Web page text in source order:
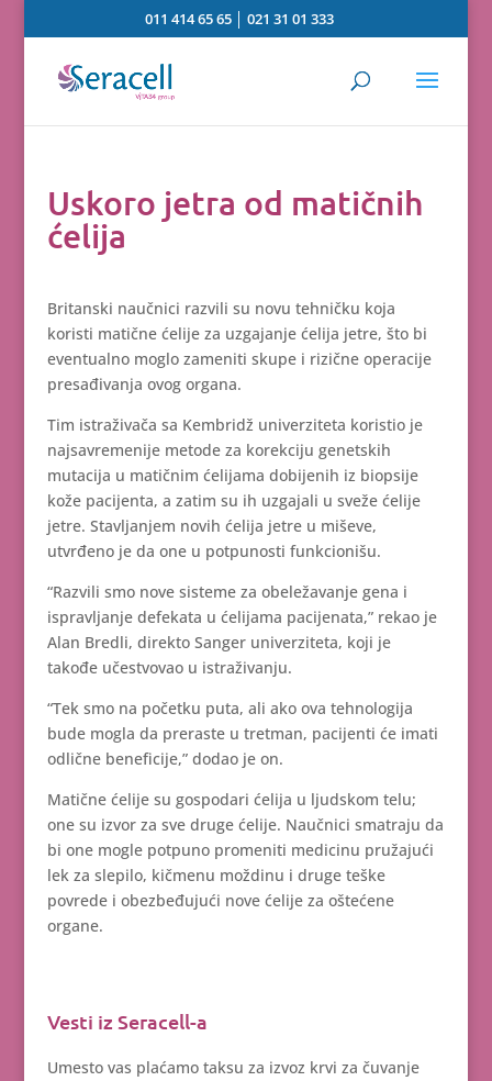
011 414 65 65 │021 31 01 333
Uskoro jetra od matičnih
ćelija
Britanski naučnici razvili su novu tehničku koja
koristi matične ćelije za uzgajanje ćelija jetre, što bi
eventualno moglo zameniti skupe i rizične operacije
presađivanja ovog organa.
Tim istraživača sa Kembridž univerziteta koristio je
najsavremenije metode za korekciju genetskih
mutacija u matičnim ćelijama dobijenih iz biopsije
kože pacijenta, a zatim su ih uzgajali u sveže ćelije
jetre. Stavljanjem novih ćelija jetre u miševe,
utvrđeno je da one u potpunosti funkcionišu.
“Razvili smo nove sisteme za obeležavanje gena i
ispravljanje defekata u ćelijama pacijenata,” rekao je
Alan Bredli, direkto Sanger univerziteta, koji je
takođe učestvovao u istraživanju.
“Tek smo na početku puta, ali ako ova tehnologija
bude mogla da preraste u tretman, pacijenti će imati
odlične beneficije,” dodao je on.
Matične ćelije su gospodari ćelija u ljudskom telu;
one su izvor za sve druge ćelije. Naučnici smatraju da
bi one mogle potpuno promeniti medicinu pružajući
lek za slepilo, kičmenu moždinu i druge teške
povrede i obezbeđujući nove ćelije za oštećene
organe.
Vesti iz Seracell-a
Umesto vas plaćamo taksu za izvoz krvi za čuvanje